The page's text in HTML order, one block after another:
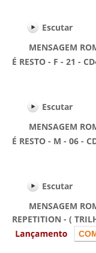
Escutar
MENSAGEM
É RESTO - F - 21 -
Escutar
MENSAGEM
É RESTO - M - 06 -
Escutar
MENSAGEM
REPETITION - (